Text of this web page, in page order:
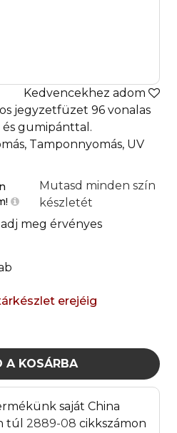
Kedvencekhez adom
jegyzetfüzet 96 vonalas
és gumipánttal.
Tamponnyomás, UV
Mutasd minden szín
készletét
meg érvényes
erejéig
A KOSÁRBA
saját China
túl 2889-08 cikkszámon